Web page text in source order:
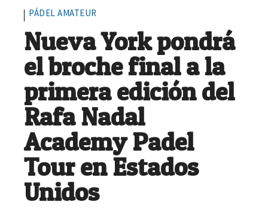
PÁDEL AMATEUR
Nueva York pondrá
el broche final a la
primera edición del
Rafa Nadal
Academy Padel
Tour en Estados
Unidos